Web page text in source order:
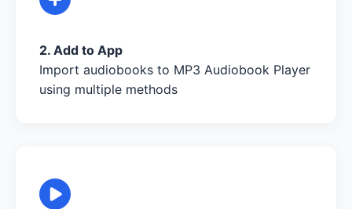
2. Add to App
Import audiobooks to MP3 Audiobook Player
using multiple methods